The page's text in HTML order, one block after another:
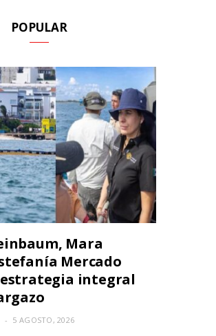
POPULAR
Mara
Mercado
integral
5 AGOSTO, 2026